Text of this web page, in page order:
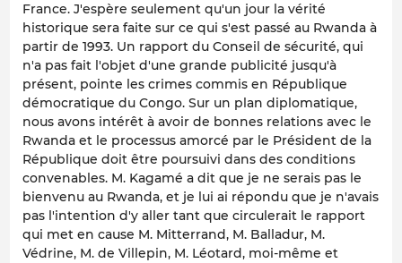
France. J'espère seulement qu'un jour la vérité
historique sera faite sur ce qui s'est passé au Rwanda à
partir de 1993. Un rapport du Conseil de sécurité, qui
n'a pas fait l'objet d'une grande publicité jusqu'à
présent, pointe les crimes commis en République
démocratique du Congo. Sur un plan diplomatique,
nous avons intérêt à avoir de bonnes relations avec le
Rwanda et le processus amorcé par le Président de la
République doit être poursuivi dans des conditions
convenables. M. Kagamé a dit que je ne serais pas le
bienvenu au Rwanda, et je lui ai répondu que je n'avais
pas l'intention d'y aller tant que circulerait le rapport
qui met en cause M. Mitterrand, M. Balladur, M.
Védrine, M. de Villepin, M. Léotard, moi-même et